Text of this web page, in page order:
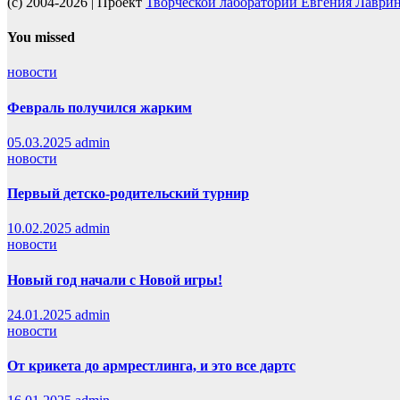
You missed
новости
Февраль получился жарким
05.03.2025 admin
новости
Первый детско-родительский турнир
10.02.2025 admin
новости
Новый год начали с Новой игры!
24.01.2025 admin
новости
От крикета до армрестлинга, и это все дартс